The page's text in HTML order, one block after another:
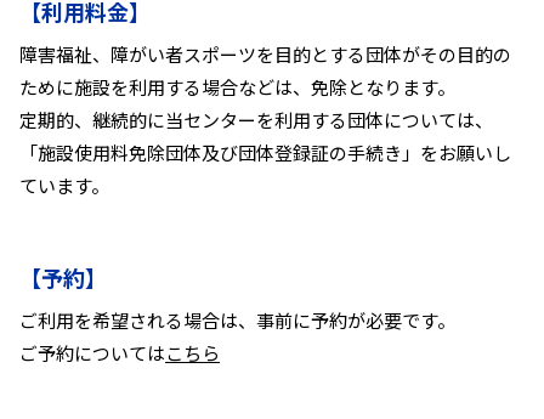
【利用料金】
障害福祉、障がい者スポーツを目的とする団体がその目的の
ために施設を利用する場合などは、免除となります。
定期的、継続的に当センターを利用する団体については、
「施設使用料免除団体及び団体登録証の手続き」をお願いし
ています。
【予約】
ご利用を希望される場合は、事前に予約が必要です。
ご予約についてはこちら